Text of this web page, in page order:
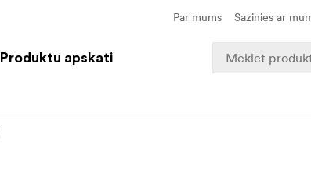
Par mums Sazinies ar
Produktu apskati